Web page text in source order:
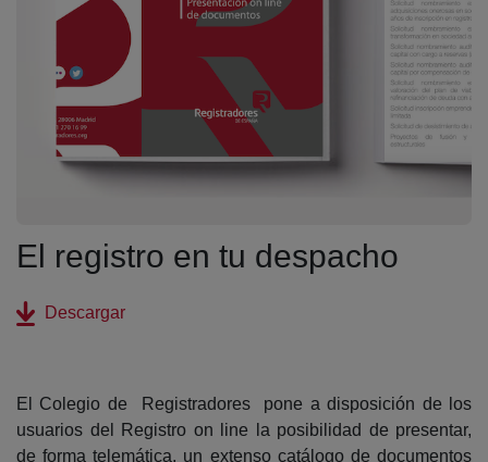
El registro en tu despacho
Descargar(abre en nueva ventana)
El Colegio de Registradores pone a disposición de los
usuarios del Registro on line la posibilidad de presentar,
de forma telemática, un extenso catálogo de documentos